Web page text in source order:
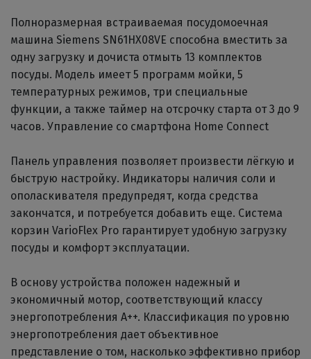
Полноразмерная встраиваемая посудомоечная
машина Siemens SN61HX08VE способна вместить за
одну загрузку и дочиста отмыть 13 комплектов
посуды. Модель имеет 5 программ мойки, 5
температурных режимов, три специальные
функции, а также таймер на отсрочку старта от 3 до 9
часов. Управление со смартфона Home Connect
Панель управления позволяет произвести лёгкую и
быструю настройку. Индикаторы наличия соли и
ополаскивателя предупредят, когда средства
закончатся, и потребуется добавить еще. Система
корзин VarioFlex Pro гарантирует удобную загрузку
посуды и комфорт эксплуатации.
В основу устройства положен надежный и
экономичный мотор, соответствующий классу
энергопотребления А++. Классификация по уровню
энергопотребления дает объективное
представление о том, насколько эффективно прибор